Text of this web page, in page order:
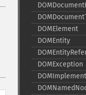
DOMElement
DOMEntity
DOMException